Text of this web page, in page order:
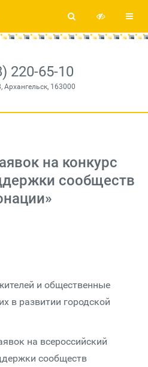
220-65-10
Архангельск, 163000
на конкурс
сообществ
и общественные
в развитии городской
на всероссийский
сообществ